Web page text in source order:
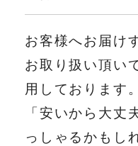
お客様へお届け
お取り扱い頂い
用しております
「安いから大丈
っしゃるかもし